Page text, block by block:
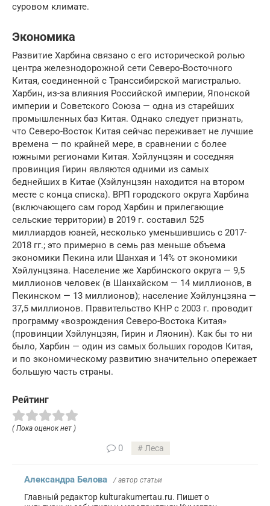
суровом климате.
Экономика
Развитие Харбина связано с его исторической ролью
центра железнодорожной сети Северо-Восточного
Китая, соединенной с Транссибирской магистралью.
Харбин, из-за влияния Российской империи, Японской
империи и Советского Союза — одна из старейших
промышленных баз Китая. Однако следует признать,
что Северо-Восток Китая сейчас переживает не лучшие
времена — по крайней мере, в сравнении с более
южными регионами Китая. Хэйлунцзян и соседняя
провинция Гирин являются одними из самых
беднейших в Китае (Хэйлунцзян находится на втором
месте с конца списка). ВРП городского округа Харбина
(включающего сам город Харбин и прилегающие
сельские территории) в 2019 г. составил 525
миллиардов юаней, несколько уменьшившись с 2017-
2018 гг.; это примерно в семь раз меньше объема
экономики Пекина или Шанхая и 14% от экономики
Хэйлунцзяна. Население же Харбинского округа — 9,5
миллионов человек (в Шанхайском — 14 миллионов, в
Пекинском — 13 миллионов); население Хэйлунцзяна —
37,5 миллионов. Правительство КНР с 2003 г. проводит
программу «возрождения Северо-Востока Китая»
(провинции Хэйлунцзян, Гирин и Ляонин). Как бы то ни
было, Харбин — один из самых больших городов Китая,
и по экономическому развитию значительно опережает
большую часть страны.
Рейтинг
( Пока оценок нет )
0 Леса
Александра Белова / автор статьи
Главный редактор kulturakumertau.ru. Пишет о